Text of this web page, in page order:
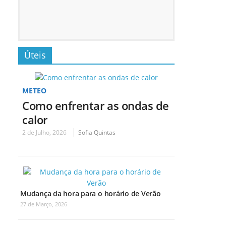
Úteis
METEO
Como enfrentar as ondas de
calor
2 de Julho, 2026 Sofia Quintas
Mudança da hora para o horário de Verão
27 de Março, 2026